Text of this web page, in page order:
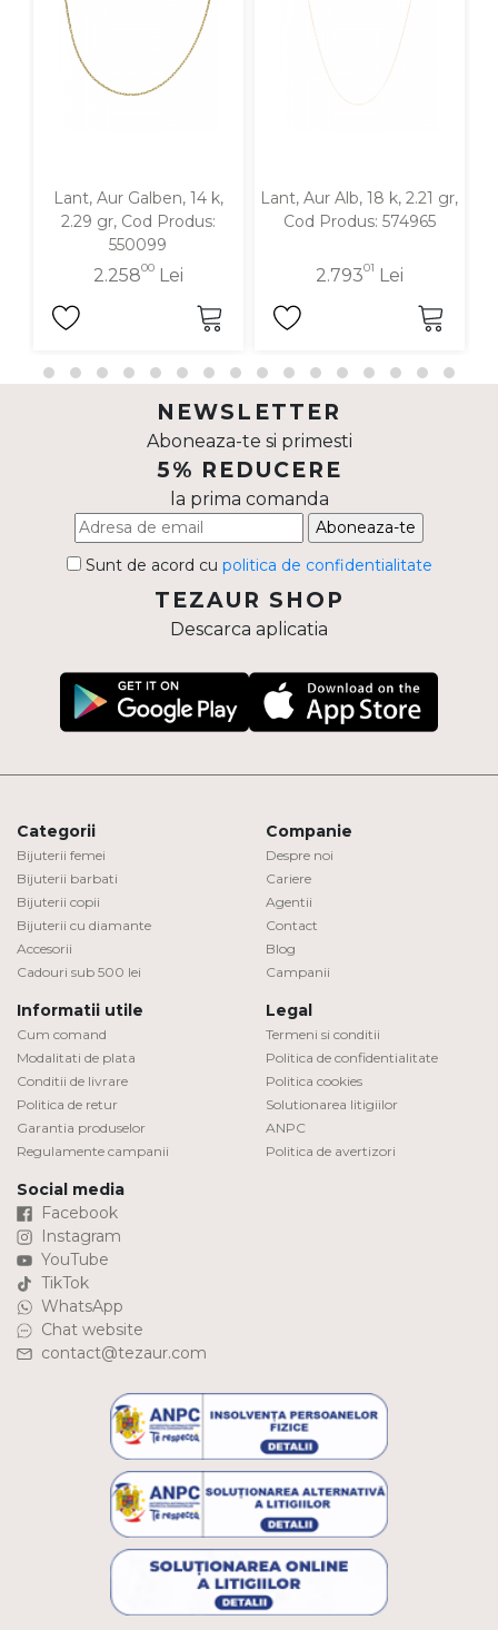
Diamante
Lant, Aur Galben, 14 k,
2.29 gr, Cod Produs:
550099
2.25800Lei
Lant, Aur Alb, 18 k, 2.21 gr,
Cod Produs: 574965
2.79301 Lei
NEWSLETTER
Aboneaza-te si primesti
5% REDUCERE
la prima comanda
Aboneaza-te
Sunt de acord cu politica de confidentialitate
TEZAUR SHOP
Descarca aplicatia
Categorii
Bijuterii femei
Bijuterii barbati
Bijuterii copii
Bijuterii cu diamante
Accesorii
Cadouri sub 500 lei
Companie
Despre noi
Cariere
Agentii
Contact
Blog
Campanii
Informatii utile
Cum comand
Modalitati de plata
Conditii de livrare
Politica de retur
Garantia produselor
Regulamente campanii
Legal
Termeni si conditii
Politica de confidentialitate
Politica cookies
Solutionarea litigiilor
ANPC
Politica de avertizori
Social media
Facebook
Instagram
YouTube
TikTok
WhatsApp
Chat website
contact@tezaur.com